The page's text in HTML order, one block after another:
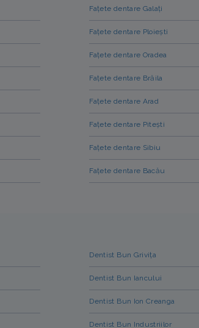
Fațete dentare Galați
Fațete dentare Ploiești
Fațete dentare Oradea
Fațete dentare Brăila
Fațete dentare Arad
Fațete dentare Pitești
Fațete dentare Sibiu
Fațete dentare Bacău
Dentist Bun Grivița
Dentist Bun Iancului
Dentist Bun Ion Creanga
Dentist Bun Industriilor